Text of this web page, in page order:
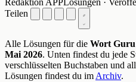
Redaktion APPLösungen ·
Teilen
Alle Lösungen für die Wort Guru
Mai 2026. Unten findest du jede
verschlüsselten Buchstaben und
Lösungen findest du imArchiv.